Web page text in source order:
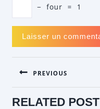
− four = 1
NAVIGATION
DE
L’ARTICLE
PREVIOUS
RELATED POST